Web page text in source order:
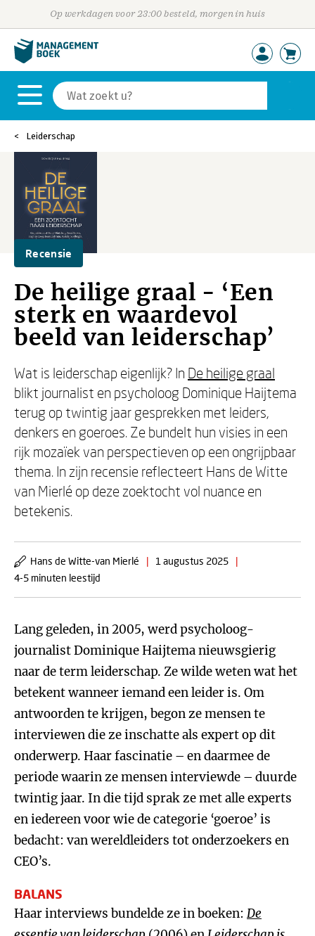
Op werkdagen voor 23:00 besteld, morgen in huis
Leiderschap
Recensie
De heilige graal - ‘Een
sterk en waardevol
beeld van leiderschap’
Wat is leiderschap eigenlijk? In De heilige graal
blikt journalist en psycholoog Dominique Haijtema
terug op twintig jaar gesprekken met leiders,
denkers en goeroes. Ze bundelt hun visies in een
rijk mozaïek van perspectieven op een ongrijpbaar
thema. In zijn recensie reflecteert Hans de Witte
van Mierlé op deze zoektocht vol nuance en
betekenis.
Hans de Witte-van Mierlé | 1 augustus 2025
|
4-5 minuten leestijd
Lang geleden, in 2005, werd psycholoog-
journalist Dominique Haijtema nieuwsgierig
naar de term leiderschap. Ze wilde weten wat het
betekent wanneer iemand een leider is. Om
antwoorden te krijgen, begon ze mensen te
interviewen die ze inschatte als expert op dit
onderwerp. Haar fascinatie – en daarmee de
periode waarin ze mensen interviewde – duurde
twintig jaar. In die tijd sprak ze met alle experts
en iedereen voor wie de categorie ‘goeroe’ is
bedacht: van wereldleiders tot onderzoekers en
CEO’s.
BALANS
Haar interviews bundelde ze in boeken: De